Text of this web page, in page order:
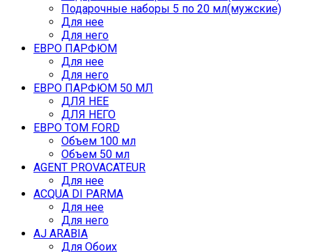
Подарочные наборы 5 по 20 мл(мужские)
Для нее
Для него
ЕВРО ПАРФЮМ
Для нее
Для него
ЕВРО ПАРФЮМ 50 МЛ
ДЛЯ НЕЕ
ДЛЯ НЕГО
ЕВРО TOM FORD
Объем 100 мл
Объем 50 мл
AGENT PROVACATEUR
Для нее
ACQUA DI PARMA
Для нее
Для него
AJ ARABIA
Для Обоих